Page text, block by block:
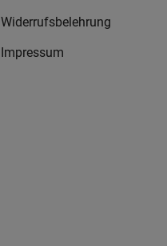
Widerrufsbelehrung
Impressum